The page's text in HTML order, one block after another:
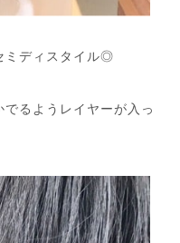
ミディスタイル◎
るようレイヤーが入っ